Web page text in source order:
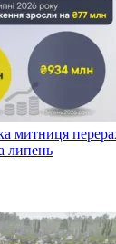
митниця
липень